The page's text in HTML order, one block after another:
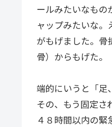
ールみたいなもの
ャップみたいな。
がもげました。骨
骨）からもげた。
端的にいうと「足
その、もう固定さ
４８時間以内の緊